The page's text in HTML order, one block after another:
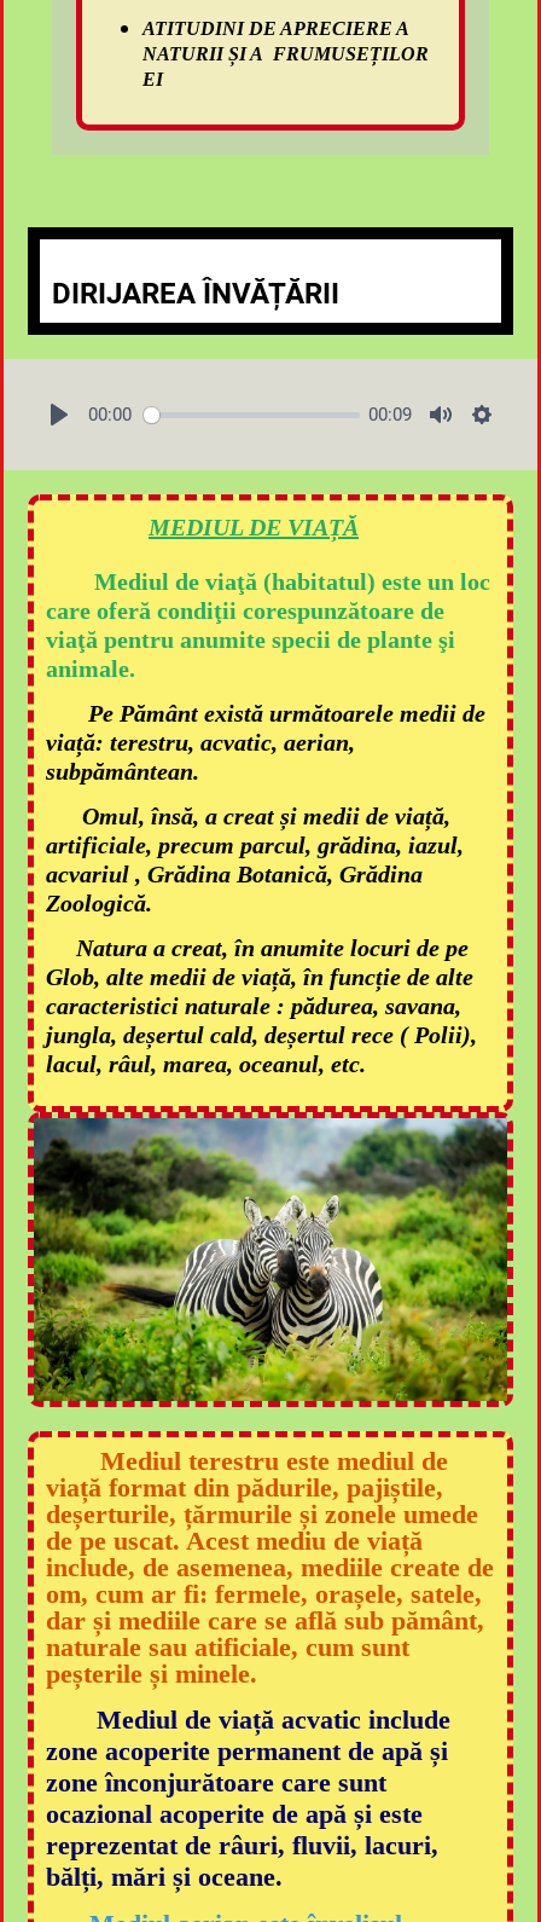
ATITUDINI DE APRECIERE A
NATURII ȘI A FRUMUSEȚILOR
EI
DIRIJAREA ÎNVĂȚĂRII
00:00 00:09
MEDIUL DE VIAȚĂ
Mediul de viaţă (habitatul) este un loc
care oferă condiţii corespunzătoare de
viaţă pentru anumite specii de plante şi
animale.
Pe Pământ există următoarele medii de
viață: terestru, acvatic, aerian,
subpământean.
Omul, însă, a creat și medii de viață,
artificiale, precum parcul, grădina, iazul,
acvariul , Grădina Botanică, Grădina
Zoologică.
Natura a creat, în anumite locuri de pe
Glob, alte medii de viață, în funcție de alte
caracteristici naturale : pădurea, savana,
jungla, deșertul cald, deșertul rece ( Polii),
lacul, râul, marea, oceanul, etc.
Mediul terestru este mediul de
viață format din pădurile, pajiștile,
deșerturile, țărmurile și zonele umede
de pe uscat. Acest mediu de viață
include, de asemenea, mediile create de
om, cum ar fi: fermele, orașele, satele,
dar și mediile care se află sub pământ,
naturale sau atificiale, cum sunt
peșterile și minele.
Mediul de viață acvatic include
zone acoperite permanent de apă și
zone înconjurătoare care sunt
ocazional acoperite de apă și este
reprezentat de râuri, fluvii, lacuri,
bălți, mări și oceane.